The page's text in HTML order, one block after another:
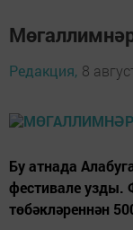
Редакция, 8
Бу атнада
фестивале узды.
төбәкләреннән